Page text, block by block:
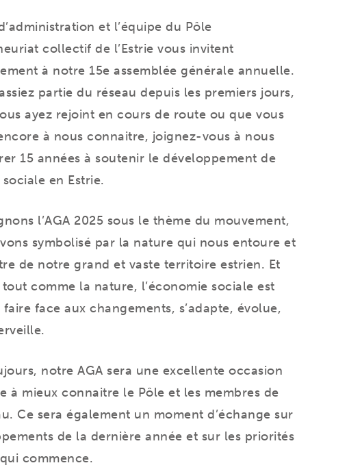
et l’équipe du Pôle
collectif de l’Estrie vous invitent
à notre 15e assemblée générale annuelle.
partie du réseau depuis les premiers jours,
ayez rejoint en cours de route ou que vous
à nous connaitre, joignez-vous à nous
15 années à soutenir le développement de
en Estrie.
l’AGA 2025 sous le thème du mouvement,
symbolisé par la nature qui nous entoure et
de notre grand et vaste territoire estrien. Et
comme la nature, l’économie sociale est
face aux changements, s’adapte, évolue,
notre AGA sera une excellente occasion
à mieux connaitre le Pôle et les membres de
Ce sera également un moment d’échange sur
de la dernière année et sur les priorités
commence.